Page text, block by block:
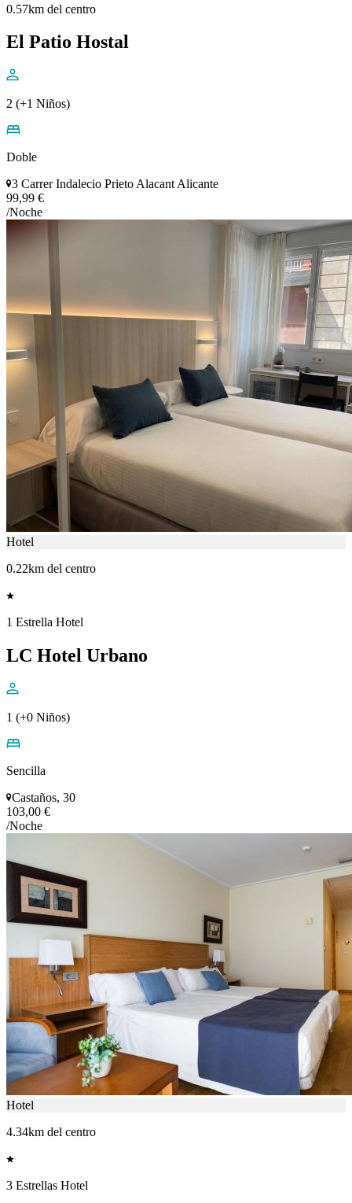
0.57km del centro
El Patio Hostal
2 (+1 Niños)
Doble
3 Carrer Indalecio Prieto Alacant Alicante
99,99 €
/Noche
Hotel
0.22km del centro
1 Estrella Hotel
LC Hotel Urbano
1 (+0 Niños)
Sencilla
Castaños, 30
103,00 €
/Noche
Hotel
4.34km del centro
3 Estrellas Hotel